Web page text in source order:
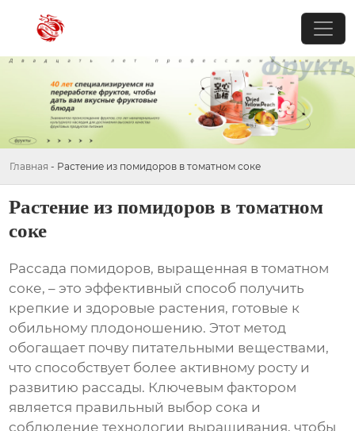
Главная - Растение из помидоров в томатном соке
Растение из помидоров в томатном
соке
Рассада помидоров, выращенная в томатном
соке, – это эффективный способ получить
крепкие и здоровые растения, готовые к
обильному плодоношению. Этот метод
обогащает почву питательными веществами,
что способствует более активному росту и
развитию рассады. Ключевым фактором
является правильный выбор сока и
соблюдение технологии выращивания, чтобы